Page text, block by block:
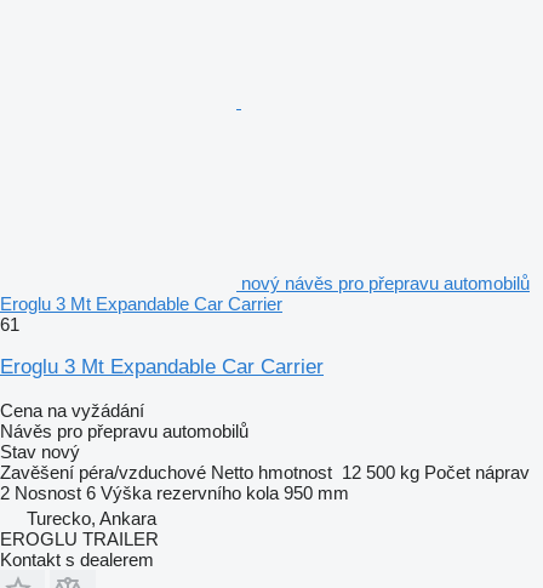
nový návěs pro přepravu automobilů
Eroglu 3 Mt Expandable Car Carrier
61
Eroglu 3 Mt Expandable Car Carrier
Cena na vyžádání
Návěs pro přepravu automobilů
Stav nový
Zavěšení péra/vzduchové Netto hmotnost 12 500 kg Počet náprav
2 Nosnost 6 Výška rezervního kola 950 mm
Turecko, Ankara
EROGLU TRAILER
Kontakt s dealerem